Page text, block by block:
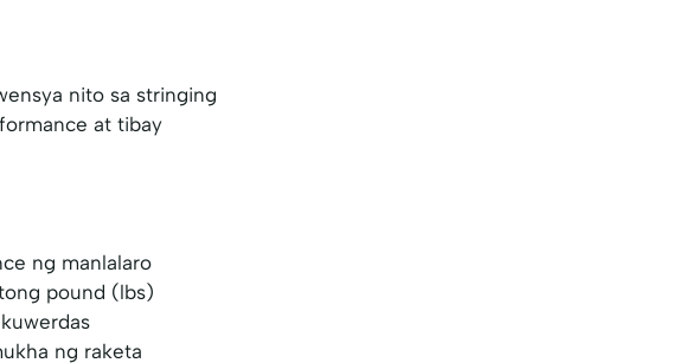
nito sa stringing
at tibay
ng manlalaro
pound (lbs)
ng raketa